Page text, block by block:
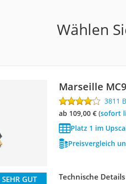
Wählen
Marseille
3811
ab 109,00 €( Sofort
Platz 1 im
Preisvergleich
SEHR GUT
Technische Details